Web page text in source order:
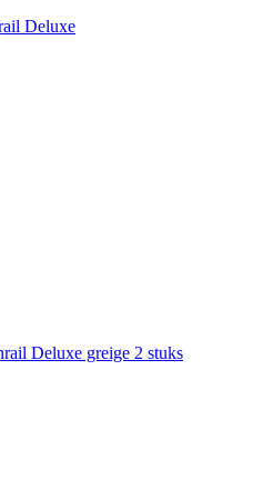
Deluxe
Deluxe greige 2 stuks